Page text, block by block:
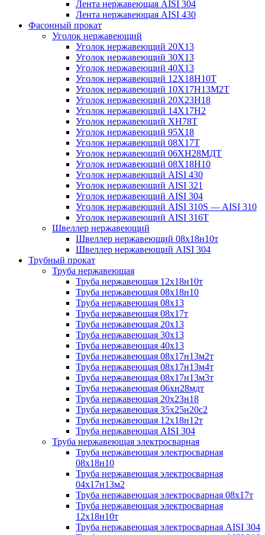
Лента нержавеющая AISI 304
Лента нержавеющая AISI 430
Фасонный прокат
Уголок нержавеющий
Уголок нержавеющий 20Х13
Уголок нержавеющий 30Х13
Уголок нержавеющий 40Х13
Уголок нержавеющий 12Х18Н10Т
Уголок нержавеющий 10Х17Н13М2T
Уголок нержавеющий 20Х23Н18
Уголок нержавеющий 14Х17Н2
Уголок нержавеющий ХН78Т
Уголок нержавеющий 95Х18
Уголок нержавеющий 08Х17Т
Уголок нержавеющий 06ХН28МДТ
Уголок нержавеющий 08Х18Н10
Уголок нержавеющий AISI 430
Уголок нержавеющий AISI 321
Уголок нержавеющий AISI 304
Уголок нержавеющий AISI 310S — AISI 310
Уголок нержавеющий AISI 316T
Швеллер нержавеющий
Швеллер нержавеющий 08х18н10т
Швеллер нержавеющий AISI 304
Трубный прокат
Труба нержавеющая
Труба нержавеющая 12х18н10т
Труба нержавеющая 08х18н10
Труба нержавеющая 08х13
Труба нержавеющая 08х17т
Труба нержавеющая 20х13
Труба нержавеющая 30х13
Труба нержавеющая 40х13
Труба нержавеющая 08х17н13м2т
Труба нержавеющая 08х17н13м4т
Труба нержавеющая 08х17н13м3т
Труба нержавеющая 06хн28мдт
Труба нержавеющая 20х23н18
Труба нержавеющая 35х25н20с2
Труба нержавеющая 12х18н12т
Труба нержавеющая AISI 304
Труба нержавеющая электросварная
Труба нержавеющая электросварная
08х18н10
Труба нержавеющая электросварная
04х17н13м2
Труба нержавеющая электросварная 08х17т
Труба нержавеющая электросварная
12х18н10т
Труба нержавеющая электросварная AISI 304